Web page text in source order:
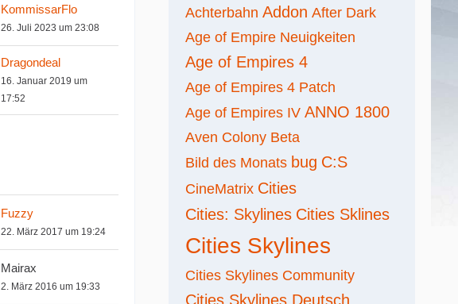
KommissarFlo
26. Juli 2023 um 23:08
Dragondeal
16. Januar 2019 um
17:52
Fuzzy
22. März 2017 um 19:24
Mairax
2. März 2016 um 19:33
Achterbahn Addon After Dark
Age of Empire Neuigkeiten
Age of Empires 4
Age of Empires 4 Patch
Age of Empires IV ANNO 1800
Aven Colony Beta
Bild des Monats bug C:S
CineMatrix Cities
Cities: Skylines Cities Sklines
Cities Skylines
Cities Skylines Community
Cities Skylines Deutsch